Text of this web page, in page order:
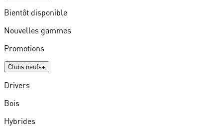
Bientôt disponible
Nouvelles gammes
Promotions
Clubs neufs+
Drivers
Bois
Hybrides